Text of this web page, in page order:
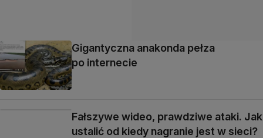
Gigantyczna anakonda pełza
po internecie
Fałszywe wideo, prawdziwe ataki. Jak
ustalić od kiedy nagranie jest w sieci?